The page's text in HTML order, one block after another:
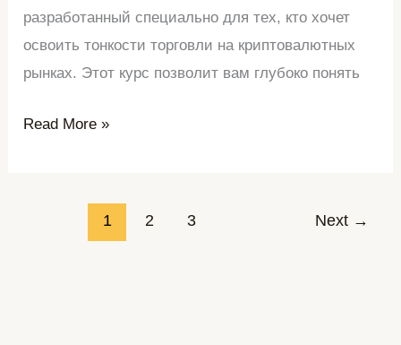
разработанный специально для тех, кто хочет
освоить тонкости торговли на криптовалютных
рынках. Этот курс позволит вам глубоко понять
Read More »
1 2 3 Next →